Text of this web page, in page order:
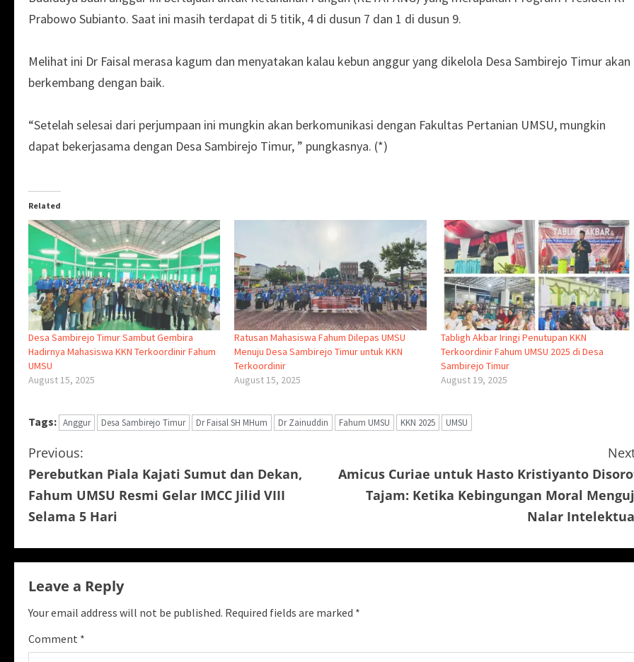
Prabowo Subianto. Saat ini masih terdapat di 5 titik, 4 di dusun 7 dan 1 di dusun 9.
Melihat ini Dr Faisal merasa kagum dan menyatakan kalau kebun anggur yang dikelola Desa Sambirejo Timur akan
berkembang dengan baik.
“Setelah selesai dari perjumpaan ini mungkin akan berkomunikasi dengan Fakultas Pertanian UMSU, mungkin
dapat bekerjasama dengan Desa Sambirejo Timur, ” pungkasnya. (*)
Related
Desa Sambirejo Timur Sambut Gembira
Hadirnya Mahasiswa KKN Terkoordinir Fahum
UMSU
August 15, 2025
Ratusan Mahasiswa Fahum Dilepas UMSU
Menuju Desa Sambirejo Timur untuk KKN
Terkoordinir
August 15, 2025
Tabligh Akbar Iringi Penutupan KKN
Terkoordinir Fahum UMSU 2025 di Desa
Sambirejo Timur
August 19, 2025
Tags: Anggur Desa Sambirejo Timur Dr Faisal SH MHum Dr Zainuddin Fahum UMSU KKN 2025 UMSU
C
o
n
t
i
n
u
Previous:
Perebutkan Piala Kajati Sumut dan Dekan,
Fahum UMSU Resmi Gelar IMCC Jilid VIII
Selama 5 Hari
Amicus Curiae untuk Hasto Kristiyanto
Tajam: Ketika Kebingungan Moral
Nalar
Leave a Reply
Your email address will not be published. Required fields are marked *
Comment *